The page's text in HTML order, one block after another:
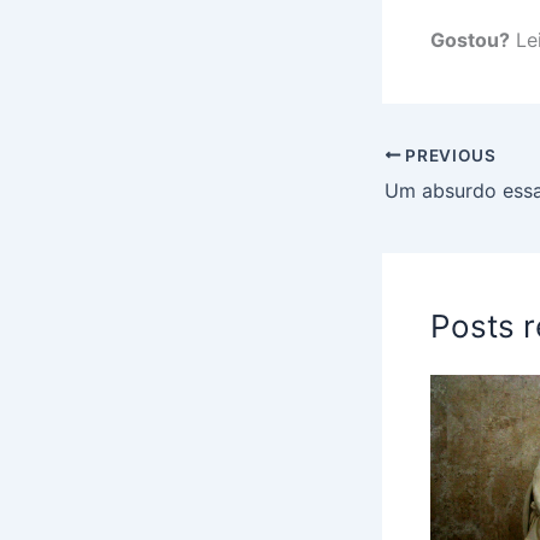
Gostou?
PREVIOUS
Um absurdo
Posts